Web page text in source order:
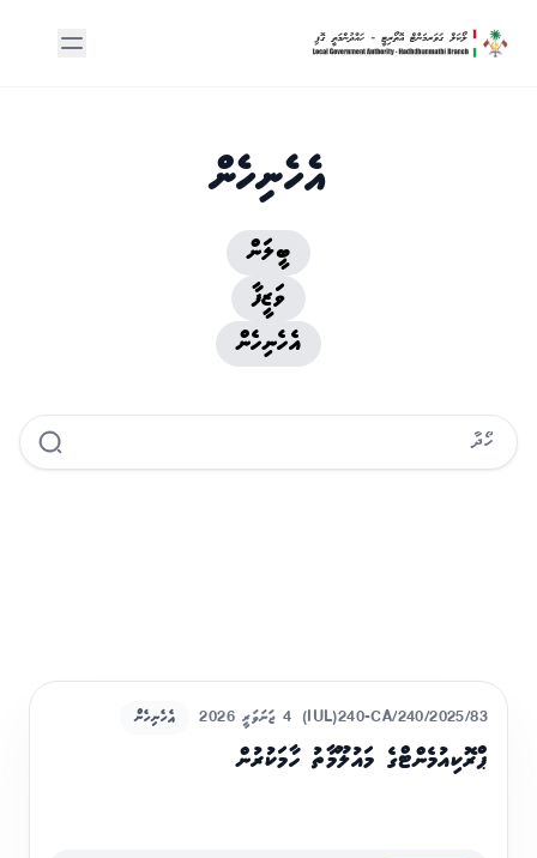
އެހެނިހެން
ބީލަން
ވަޒީފާ
އެހެނިހެން
(IUL)240-CA/240/2025/83 4 ޖަނަވަރީ 2026 އެހެނިހެން
ޕްރޮކިއުމެންޓްގެ މައުލޫމާތު ހާމަކުރުން